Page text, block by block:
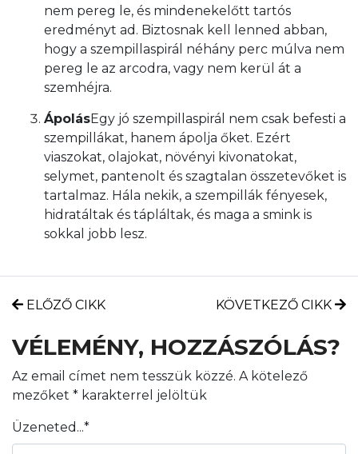
nem pereg le, és mindenekelőtt tartós
eredményt ad. Biztosnak kell lenned abban,
hogy a szempillaspirál néhány perc múlva nem
pereg le az arcodra, vagy nem kerül át a
szemhéjra.
ÁpolásEgy jó szempillaspirál nem csak befesti a
szempillákat, hanem ápolja őket. Ezért
viaszokat, olajokat, növényi kivonatokat,
selymet, pantenolt és szagtalan összetevőket is
tartalmaz. Hála nekik, a szempillák fényesek,
hidratáltak és tápláltak, és maga a smink is
sokkal jobb lesz.
ELŐZŐ CIKK KÖVETKEZŐ CIKK
VÉLEMÉNY, HOZZÁSZÓLÁS?
Az email címet nem tesszük közzé. A kötelező
mezőket * karakterrel jelöltük
Üzeneted...*